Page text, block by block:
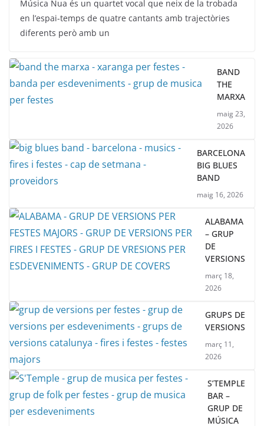
Música Nua és un quartet vocal que neix de la trobada
en l’espai-temps de quatre cantants amb trajectòries
diferents però amb un
BAND
THE
MARXA
maig 23,
2026
BARCELONA
BIG BLUES
BAND
maig 16, 2026
ALABAMA
– GRUP
DE
VERSIONS
març 18,
2026
GRUPS DE
VERSIONS
març 11,
2026
S’TEMPLE
BAR –
GRUP DE
MÚSICA